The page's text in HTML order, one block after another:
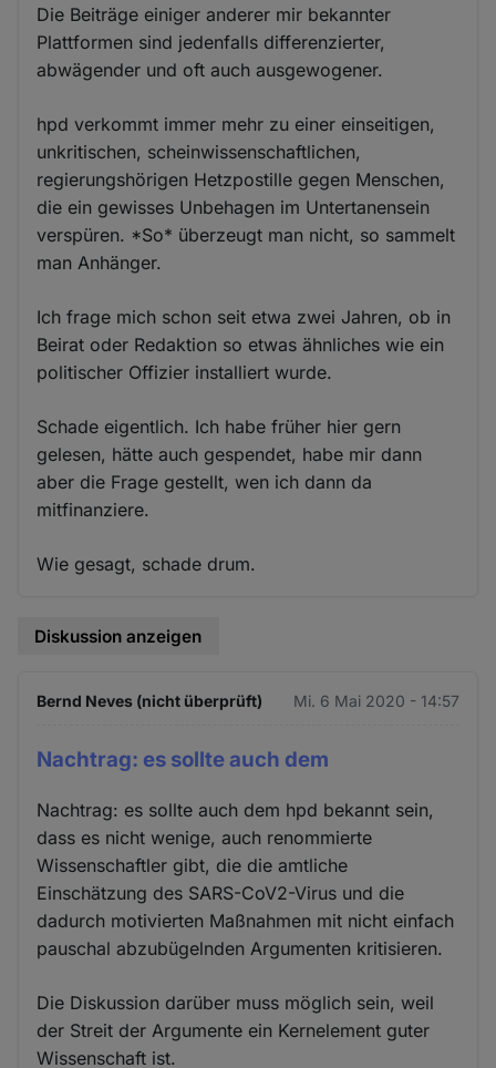
Die Beiträge einiger anderer mir bekannter
Plattformen sind jedenfalls differenzierter,
abwägender und oft auch ausgewogener.
hpd verkommt immer mehr zu einer einseitigen,
unkritischen, scheinwissenschaftlichen,
regierungshörigen Hetzpostille gegen Menschen,
die ein gewisses Unbehagen im Untertanensein
verspüren. *So* überzeugt man nicht, so sammelt
man Anhänger.
Ich frage mich schon seit etwa zwei Jahren, ob in
Beirat oder Redaktion so etwas ähnliches wie ein
politischer Offizier installiert wurde.
Schade eigentlich. Ich habe früher hier gern
gelesen, hätte auch gespendet, habe mir dann
aber die Frage gestellt, wen ich dann da
mitfinanziere.
Wie gesagt, schade drum.
Diskussion anzeigen
Bernd Neves (nicht überprüft) Mi. 6 Mai 2020 - 14:57
Nachtrag: es sollte auch dem
Nachtrag: es sollte auch dem hpd bekannt sein,
dass es nicht wenige, auch renommierte
Wissenschaftler gibt, die die amtliche
Einschätzung des SARS-CoV2-Virus und die
dadurch motivierten Maßnahmen mit nicht einfach
pauschal abzubügelnden Argumenten kritisieren.
Die Diskussion darüber muss möglich sein, weil
der Streit der Argumente ein Kernelement guter
Wissenschaft ist.